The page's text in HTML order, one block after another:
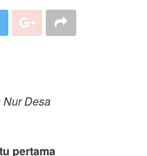
Nur Desa
pertama